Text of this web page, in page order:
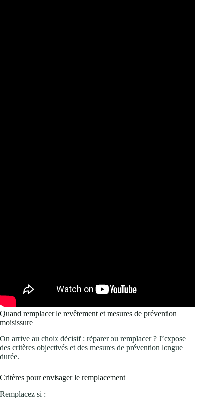
Quand remplacer le revêtement et mesures de prévention
moisissure
On arrive au choix décisif : réparer ou remplacer ? J’expose
des critères objectivés et des mesures de prévention longue
durée.
Critères pour envisager le remplacement
Remplacez si :